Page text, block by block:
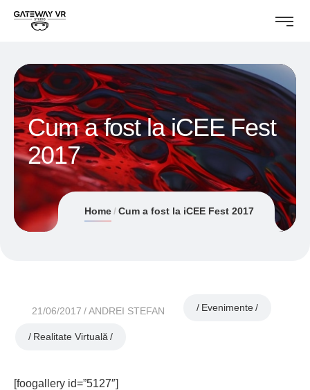
Cum a fost la iCEE Fest
2017
Home Cum a fost la iCEE Fest 2017
21/06/2017 ANDREI STEFAN Evenimente
Realitate Virtuală
[foogallery id=”5127″]